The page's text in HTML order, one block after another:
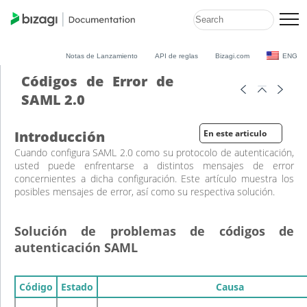
Notas de Lanzamiento API de reglas Bizagi.com ENG